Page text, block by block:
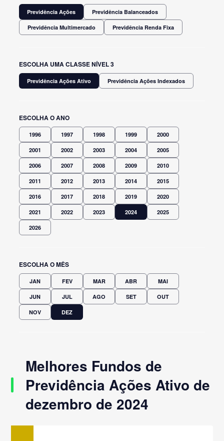
Previdência Ações Previdência Balanceados
Previdência Multimercado Previdência Renda Fixa
ESCOLHA UMA CLASSE NÍVEL 3
Previdência Ações Ativo Previdência Ações Indexados
ESCOLHA O ANO
1996 1997 1998 1999 2000
2001 2002 2003 2004 2005
2006 2007 2008 2009 2010
2011 2012 2013 2014 2015
2016 2017 2018 2019 2020
2021 2022 2023 2024 2025
2026
ESCOLHA O MÊS
JAN FEV MAR ABR MAI
JUN JUL AGO SET OUT
NOV DEZ
Melhores Fundos de
Previdência Ações Ativo de
dezembro de 2024